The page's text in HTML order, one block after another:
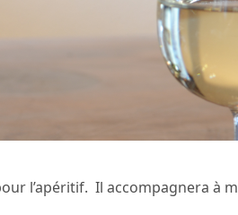
l’apéritif. Il accompagnera à